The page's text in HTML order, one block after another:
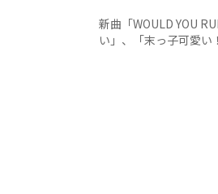
新曲「WOULD YOU
い」、「末っ子可愛い